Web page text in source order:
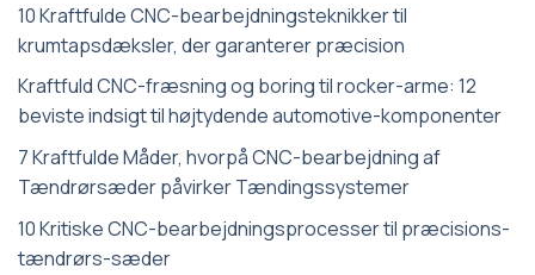
10 Kraftfulde CNC-bearbejdningsteknikker til
krumtapsdæksler, der garanterer præcision
Kraftfuld CNC-fræsning og boring til rocker-arme: 12
beviste indsigt til højtydende automotive-komponenter
7 Kraftfulde Måder, hvorpå CNC-bearbejdning af
Tændrørsæder påvirker Tændingssystemer
10 Kritiske CNC-bearbejdningsprocesser til præcisions-
tændrørs-sæder